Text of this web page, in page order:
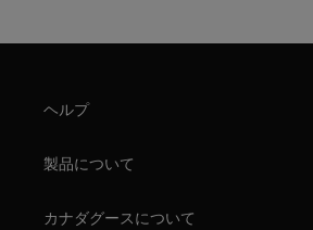
ヘルプ
製品について
カナダグースについて